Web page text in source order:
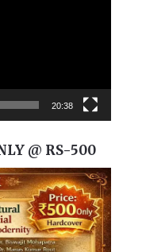
20:38
@ RS-500